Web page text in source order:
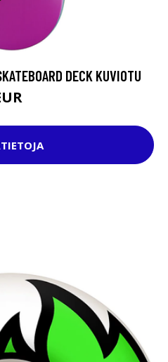
DECK KUVIOTU